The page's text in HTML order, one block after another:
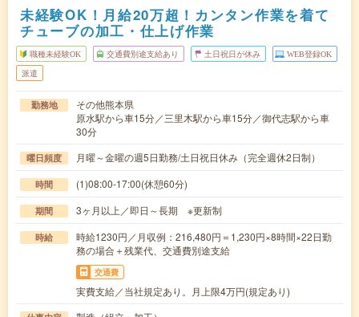
未経験OK！月給20万超！カンタン作業を着て
チューブの加工・仕上げ作業
職種未経験OK 交通費別途支給あり 土日祝日が休み WEB登録OK
派遣
勤務地
その他熊本県
原水駅から車15分／三里木駅から車15分／御代志駅から車
30分
曜日頻度 月曜～金曜の週5日勤務/土日祝日休み（完全週休2日制）
時間 (1)08:00-17:00(休憩60分)
期間 3ヶ月以上／即日～長期 ※更新制
時給
時給1230円／月収例：216,480円＝1,230円×8時間×22日勤
務の場合＋残業代、交通費別途支給
交通費
実費支給／当社規定あり。月上限4万円(規定あり)